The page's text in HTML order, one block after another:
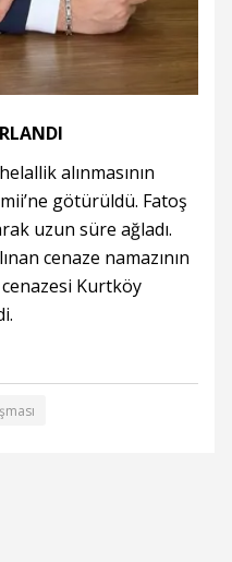
alınmasının
götürüldü. Fatoş
uzun süre ağladı.
cenaze namazının
Kurtköy